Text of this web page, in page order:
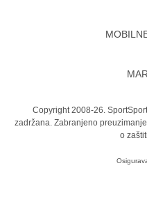
Copyright 2008-26.
zadržana. Zabranjeno
o